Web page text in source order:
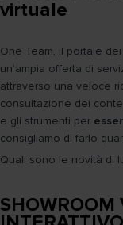
virtuale
One Team, il portale
un’ampia offerta di
attraverso una veloce
consultazione dei
e gli strumenti per
consigliamo di farlo
Quali sono le novità di